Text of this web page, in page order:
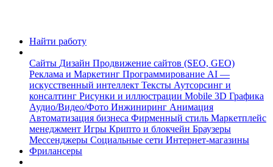
Найти работу
Сайты Дизайн Продвижение сайтов (SEO, GEO)
Реклама и Маркетинг Программирование AI —
искусственный интеллект Тексты Аутсорсинг и
консалтинг Рисунки и иллюстрации Mobile 3D Графика
Аудио/Видео/Фото Инжиниринг Анимация
Автоматизация бизнеса Фирменный стиль Маркетплейс
менеджмент Игры Крипто и блокчейн Браузеры
Мессенджеры Социальные сети Интернет-магазины
Фрилансеры